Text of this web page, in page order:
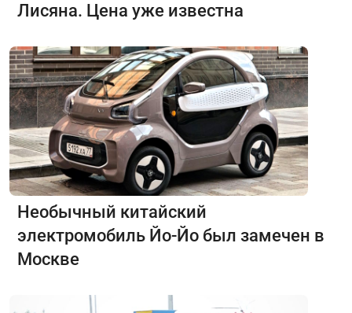
Лисяна. Цена уже известна
Необычный китайский
электромобиль Йо-Йо был замечен в
Москве